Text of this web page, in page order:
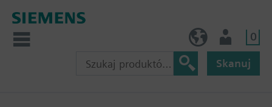
0
Skanuj